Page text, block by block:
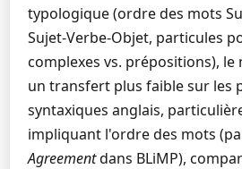
typologique (ordre des mots
Sujet-Verbe-Objet, particules
complexes vs. prépositions),
un transfert plus faible sur les
syntaxiques anglais,
impliquant l'ordre des mots
Agreementdans BLiMP),